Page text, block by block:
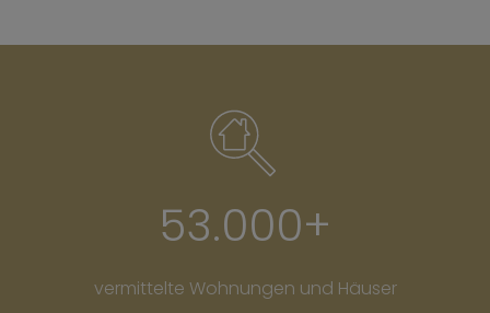
MR. LODGE IN ZAHLEN
53.000+
vermittelte Wohnungen und Häuser